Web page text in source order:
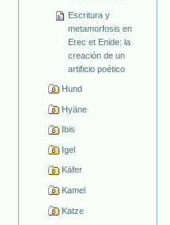
Escritura y
metamorfosis en
Erec et Enide: la
creación de un
artificio poético
Hund
Hyäne
Ibis
Igel
Käfer
Kamel
Katze